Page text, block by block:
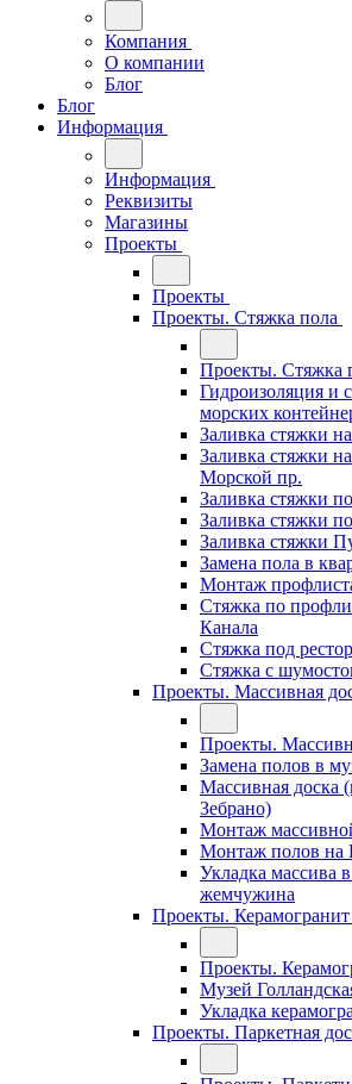
Компания
О компании
Блог
Блог
Информация
Информация
Реквизиты
Магазины
Проекты
Проекты
Проекты. Стяжка пола
Проекты. Стяжка
Гидроизоляция и
морских
Заливка стяжки
Заливка стяжки
Морской пр.
Заливка стяжки
Заливка стяжки
Заливка стяжки
Замена пола в
Монтаж
Стяжка по
Канала
Стяжка под
Стяжка с
Проекты. Массивная
Проекты.
Замена полов в
Массивная доска
Зебрано)
Монтаж
Монтаж полов на
Укладка массива
жемчужина
Проекты.
Проекты.
Музей
Укладка
Проекты. Паркетная